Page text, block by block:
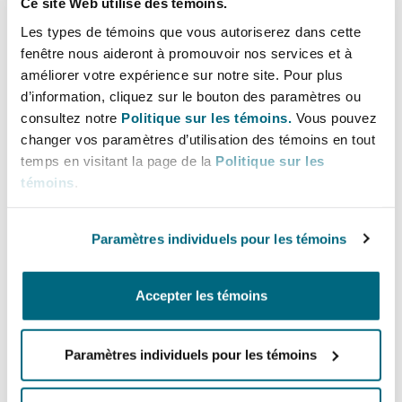
Les types de témoins que vous autoriserez dans cette
fenêtre nous aideront à promouvoir nos services et à
améliorer votre expérience sur notre site. Pour plus
d’information, cliquez sur le bouton des paramètres ou
consultez notre Politique sur les témoins. Vous pouvez
changer vos paramètres d’utilisation des témoins en tout
temps en visitant la page de la Politique sur les
témoins
Paramètres individuels pour les témoins
Accepter les témoins
Paramètres individuels pour les témoins
Entretien, réparation et
Droit aérien commercial
Couverture d’assurance
Droit maritime
Responsabilité du fabricant
Assurance biens
Jersey
The St Botolph Building
Bulletins
Lignes directes
+44 (0) 20 7876 6512
+44 7702 153 073
Andres.Garcia-Arias@clydeco.com
Main Offices
London, The St Botolph Building
+44 (0) 20 7876 5000
+44 333 3000 232
Bogotá - Associated Office
+57 317 3795688